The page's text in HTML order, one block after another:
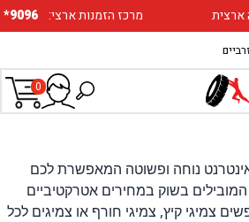
*9096 :מרכז הזמנות ארצי ארצית
0
נוחה ופשוטה המאפשרת לכם
בשוק במחירים אטרקטיביים
צמיגי קיץ, צמיגי חורף או צמיגים לכל